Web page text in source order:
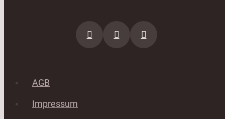
AGB
Impressum